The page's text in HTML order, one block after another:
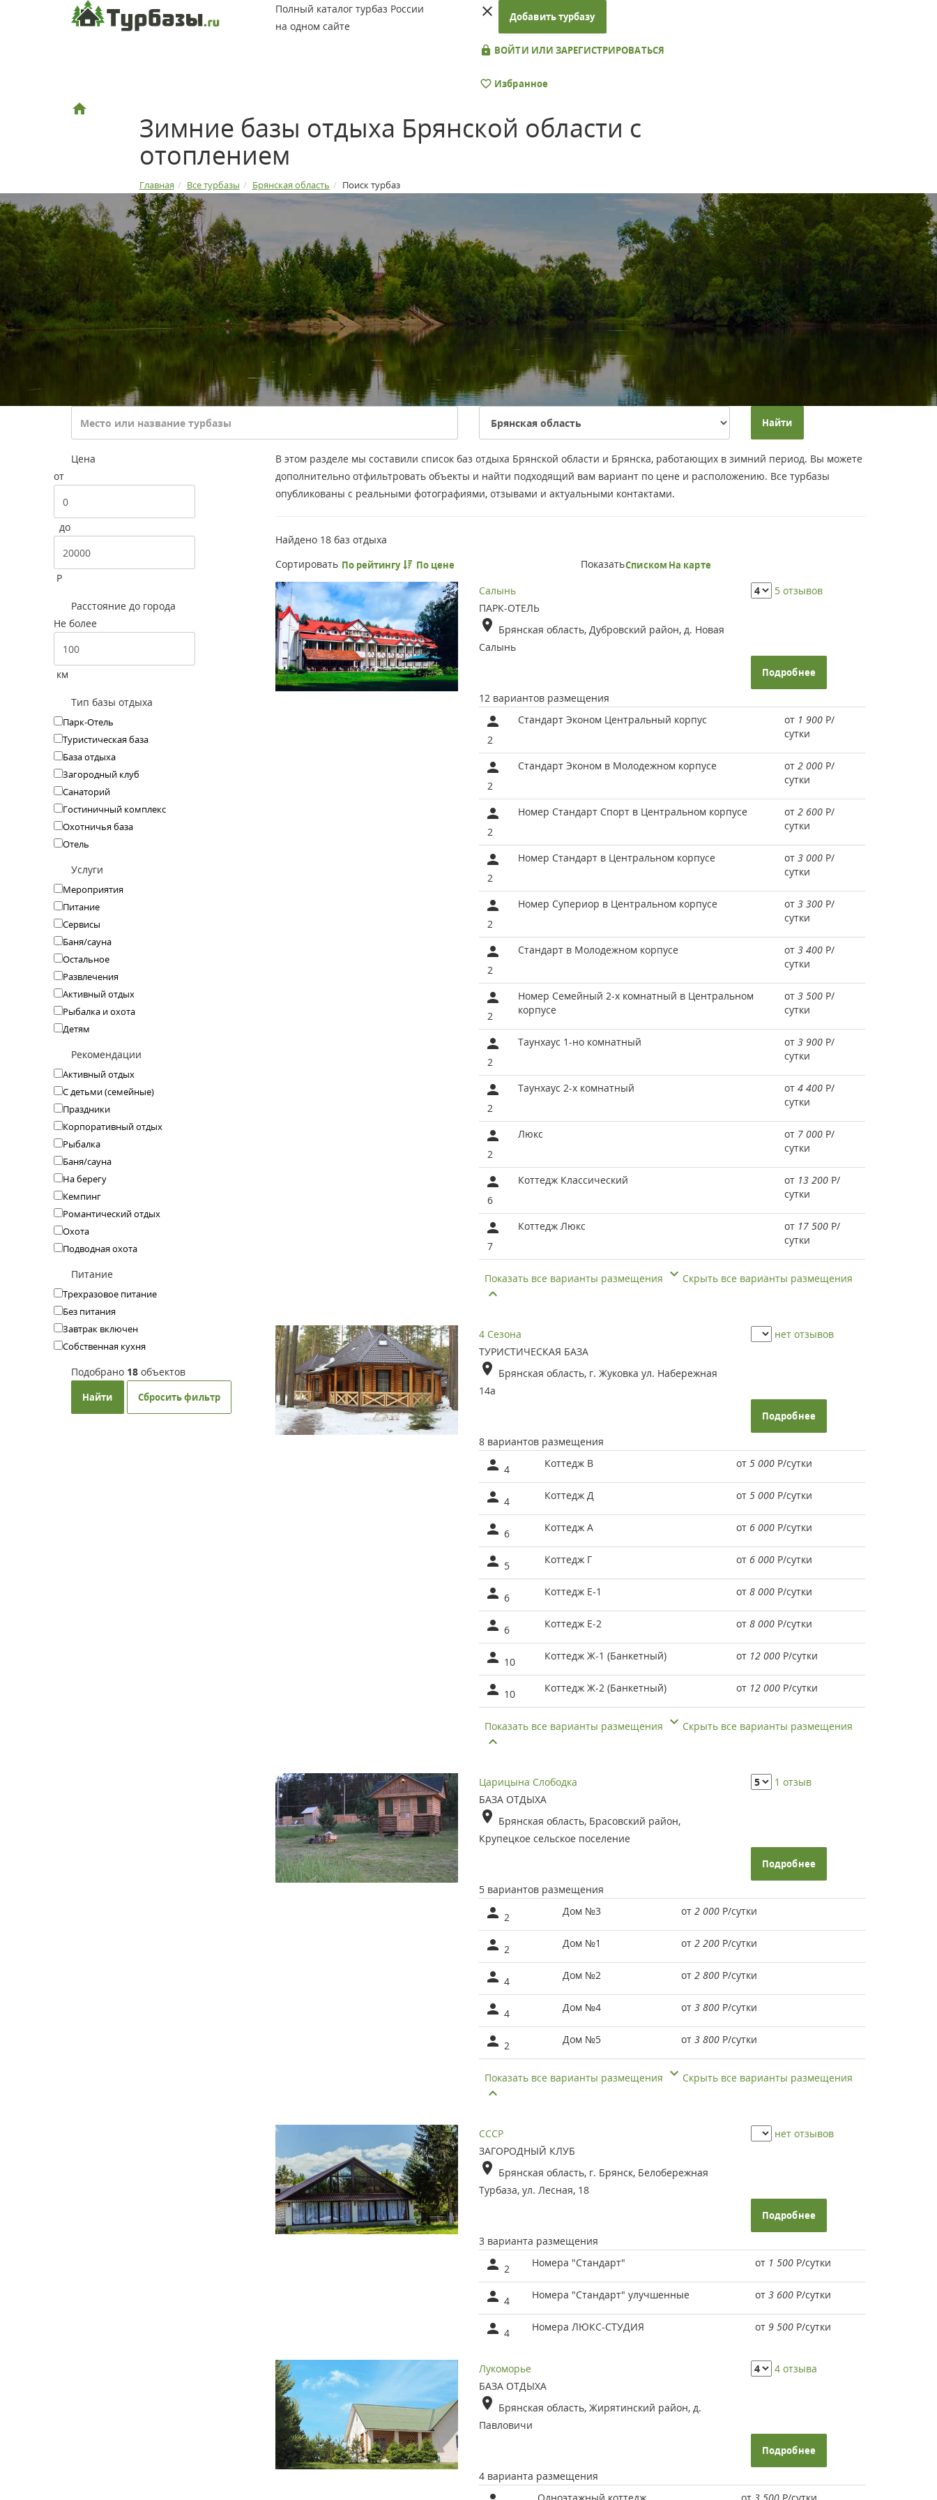
Полный каталог турбаз России
на одном сайте
Добавить турбазу
ВОЙТИ ИЛИ ЗАРЕГИСТРИРОВАТЬСЯ
Избранное
Зимние базы отдыха Брянской области с
отоплением
Главная Все турбазы Брянская область Поиск турбаз
Найти
Цена
от
до
Р
Расстояние до города
Не более
км
Тип базы отдыха
Парк-Отель
Туристическая база
База отдыха
Загородный клуб
Санаторий
Гостиничный комплекс
Охотничья база
Отель
Услуги
Мероприятия
Питание
Сервисы
Баня/сауна
Остальное
Развлечения
Активный отдых
Рыбалка и охота
Детям
Рекомендации
Активный отдых
С детьми (семейные)
Праздники
Корпоративный отдых
Рыбалка
Баня/сауна
На берегу
Кемпинг
Романтический отдых
Охота
Подводная охота
Питание
Трехразовое питание
Без питания
Завтрак включен
Собственная кухня
Подобрано 18 объектов
Найти Сбросить фильтр
В этом разделе мы составили список баз отдыха Брянской области и Брянска, работающих в зимний период. Вы можете
дополнительно отфильтровать объекты и найти подходящий вам вариант по цене и расположению. Все турбазы
опубликованы с реальными фотографиями, отзывами и актуальными контактами.
Найдено 18баз отдыха
Сортировать По рейтингу По цене ПоказатьСписком На карте
Салынь
ПАРК-ОТЕЛЬ
Брянская область, Дубровский район, д. Новая
Салынь
5 отзывов
Подробнее
12 вариантов размещения
2
Стандарт Эконом Центральный корпус от 1 900 Р/
сутки
2
Стандарт Эконом в Молодежном корпусе от 2 000 Р/
сутки
2
Номер Стандарт Спорт в Центральном корпусе от 2 600 Р/
сутки
2
Номер Стандарт в Центральном корпусе от 3 000 Р/
сутки
2
Номер Супериор в Центральном корпусе от 3 300 Р/
сутки
2
Стандарт в Молодежном корпусе от 3 400 Р/
сутки
2
Номер Семейный 2-х комнатный в Центральном
корпусе
от 3 500 Р/
сутки
2
Таунхаус 1-но комнатный от 3 900 Р/
сутки
2
Таунхаус 2-х комнатный от 4 400 Р/
сутки
2
Люкс от 7 000 Р/
сутки
6
Коттедж Классический от 13 200 Р/
сутки
7
Коттедж Люкс от 17 500 Р/
сутки
Показать все варианты размещения Скрыть все варианты размещения
4 Сезона
ТУРИСТИЧЕСКАЯ БАЗА
Брянская область, г. Жуковка ул. Набережная
14а
нет отзывов
Подробнее
8 вариантов размещения
4 Коттедж В от 5 000 Р/сутки
4 Коттедж Д от 5 000 Р/сутки
6 Коттедж А от 6 000 Р/сутки
5 Коттедж Г от 6 000 Р/сутки
6 Коттедж Е-1 от 8 000 Р/сутки
6 Коттедж Е-2 от 8 000 Р/сутки
10 Коттедж Ж-1 (Банкетный) от 12 000 Р/сутки
10 Коттедж Ж-2 (Банкетный) от 12 000 Р/сутки
Показать все варианты размещения Скрыть все варианты размещения
Царицына Слободка
БАЗА ОТДЫХА
Брянская область, Брасовский район,
Крупецкое сельское поселение
1 отзыв
Подробнее
5 вариантов размещения
2 Дом №3 от 2 000 Р/сутки
2 Дом №1 от 2 200 Р/сутки
4 Дом №2 от 2 800 Р/сутки
4 Дом №4 от 3 800 Р/сутки
2 Дом №5 от 3 800 Р/сутки
Показать все варианты размещения Скрыть все варианты размещения
СССР
ЗАГОРОДНЫЙ КЛУБ
Брянская область, г. Брянск, Белобережная
Турбаза, ул. Лесная, 18
нет отзывов
Подробнее
3 варианта размещения
2 Номера "Стандарт" от 1 500 Р/сутки
4 Номера "Стандарт" улучшенные от 3 600 Р/сутки
4 Номера ЛЮКС-СТУДИЯ от 9 500 Р/сутки
Лукоморье
БАЗА ОТДЫХА
Брянская область, Жирятинский район, д.
Павловичи
4 отзыва
Подробнее
4 варианта размещения